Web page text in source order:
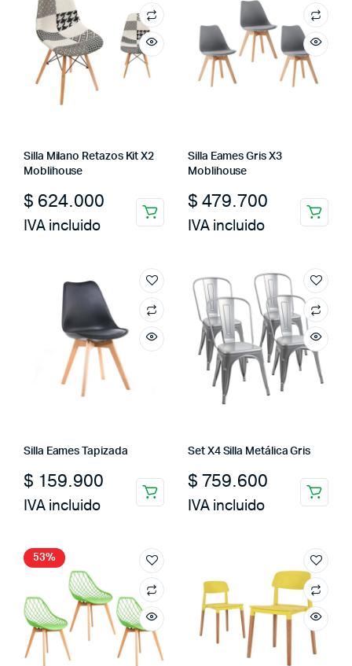
Silla Milano Retazos Kit X2
Moblihouse
$ 624.000
IVA incluido
Silla Eames Gris X3
Moblihouse
$ 479.700
IVA incluido
Silla Eames Tapizada
$ 159.900
IVA incluido
Set X4 Silla Metálica Gris
$ 759.600
IVA incluido
53%